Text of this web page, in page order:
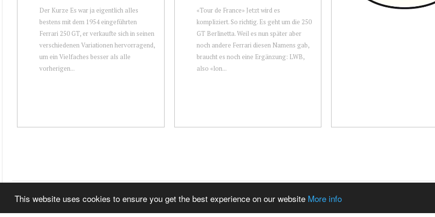
This website uses cookies to ensure you get the best experience on our website More info
Der Kurze Es war ja eigentlich alles
bestens mit dem 1954 eingeführten
Ferrari 250 GT, er verkaufte sich in seinen
verschiedenen Variationen hervorragend,
um ein Vielfaches besser als alle
vorherigen...
«Tour de France» Jetzt wird es
kompliziert. So richtig. Es geht um die 250
GT Berlinetta. Weil es nun später aber
noch andere Ferrari diesen Namens gab,
braucht es noch eine Ergänzung: LWB,
also «lon...